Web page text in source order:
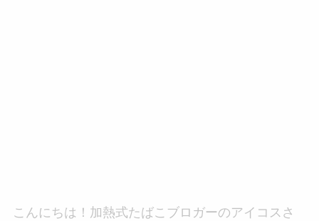
こんにちは！加熱式たばこブロガーのアイコスさ